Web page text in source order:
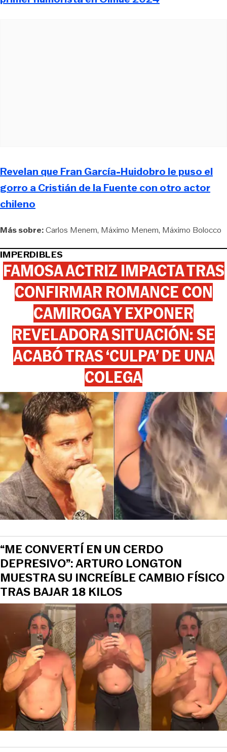
Revelan que Fran García-Huidobro le puso el
gorro a Cristián de la Fuente con otro actor
chileno
Más sobre:Carlos Menem Máximo Menem Máximo Bolocco
IMPERDIBLES
FAMOSA ACTRIZ IMPACTA TRAS
CONFIRMAR ROMANCE CON
CAMIROGA Y EXPONER
REVELADORA SITUACIÓN: SE
ACABÓ TRAS ‘CULPA’ DE UNA
COLEGA
“ME CONVERTÍ EN UN CERDO
DEPRESIVO”: ARTURO LONGTON
MUESTRA SU INCREÍBLE CAMBIO FÍSICO
TRAS BAJAR 18 KILOS